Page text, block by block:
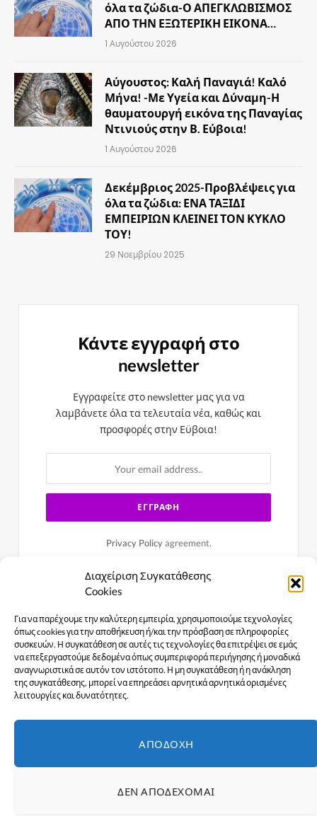
Διαχείριση Συγκατάθεσης
Cookies
Για να παρέχουμε την καλύτερη εμπειρία, χρησιμοποιούμε τεχνολογίες
όπως cookies για την αποθήκευση ή/και την πρόσβαση σε πληροφορίες
συσκευών. Η συγκατάθεση σε αυτές τις τεχνολογίες θα επιτρέψει σε εμάς
να επεξεργαστούμε δεδομένα όπως συμπεριφορά περιήγησης ή μοναδικά
αναγνωριστικά σε αυτόν τον ιστότοπο. Η μη συγκατάθεση ή η ανάκληση
της συγκατάθεσης, μπορεί να επηρεάσει αρνητικά αρνητικά ορισμένες
λειτουργίες και δυνατότητες.
ΑΠΟΔΟΧΉ
ΔΕΝ ΑΠΟΔΈΧΟΜΑΙ
όλα τα ζώδια-Ο ΑΠΕΓΚΛΩΒΙΣΜΟΣ
ΑΠΟ ΤΗΝ ΕΞΩΤΕΡΙΚΗ ΕΙΚΟΝΑ…
1 Αυγούστου 2026
Αύγουστος: Καλή Παναγιά! Καλό
Μήνα! -Με Υγεία και Δύναμη-Η
θαυματουργή εικόνα της Παναγίας
Ντινιούς στην Β. Εύβοια!
1 Αυγούστου 2026
Δεκέμβριος 2025-Προβλέψεις για
όλα τα ζώδια: ΕΝΑ ΤΑΞΙΔΙ
ΕΜΠΕΙΡΙΩΝ ΚΛΕΙΝΕΙ ΤΟΝ ΚΥΚΛΟ
ΤΟΥ!
29 Νοεμβρίου 2025
Κάντε εγγραφή στο
newsletter
Εγγραφείτε στο newsletter μας για να
λαμβάνετε όλα τα τελευταία νέα, καθώς και
προσφορές στην Εϋβοια!
Privacy Policyagreement.
FacebookX
Instagram